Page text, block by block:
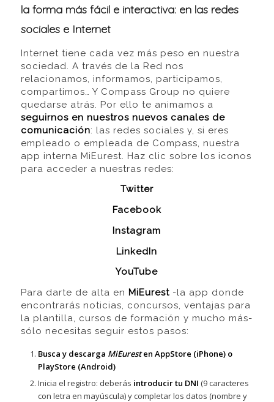
la forma más fácil e interactiva: en las redes
sociales e Internet
Internet tiene cada vez más peso en nuestra
sociedad. A través de la Red nos
relacionamos, informamos, participamos,
compartimos… Y Compass Group no quiere
quedarse atrás. Por ello te animamos a
seguirnos en nuestros nuevos canales de
comunicación: las redes sociales y, si eres
empleado o empleada de Compass, nuestra
app interna MiEurest. Haz clic sobre los iconos
para acceder a nuestras redes:
Twitter
Facebook
Instagram
LinkedIn
YouTube
Para darte de alta en MiEurest-la app donde
encontrarás noticias, concursos, ventajas para
la plantilla, cursos de formación y mucho más-
sólo necesitas seguir estos pasos:
Busca y descarga MiEuresten AppStore (iPhone) o
PlayStore (Android)
Inicia el registro: deberás introducir tu DNI (9 caracteres
con letra en mayúscula) y completar los datos (nombre y